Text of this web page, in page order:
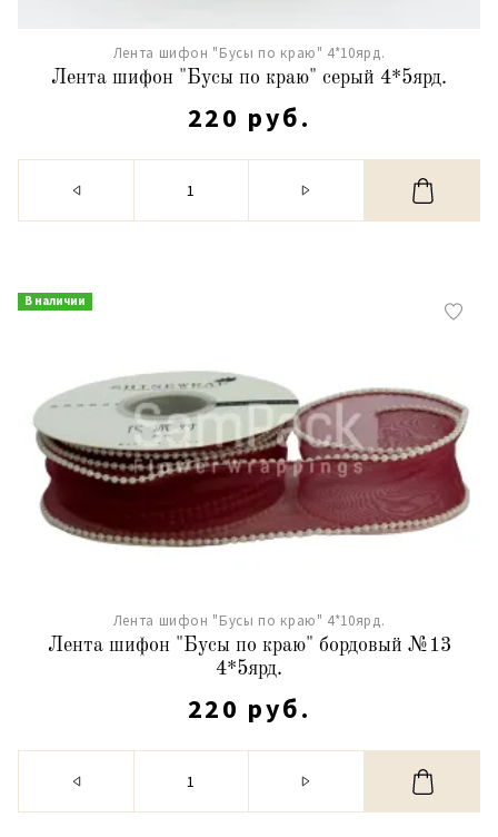
Лента шифон "Бусы по краю" 4*10ярд.
Лента шифон "Бусы по краю" серый 4*5ярд.
220 руб.
В наличии
Лента шифон "Бусы по краю" 4*10ярд.
Лента шифон "Бусы по краю" бордовый №13
4*5ярд.
220 руб.